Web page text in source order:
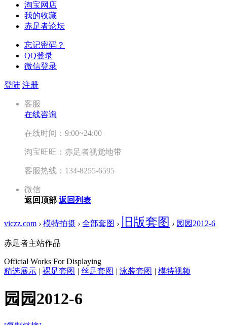
淘宝网店
我的收藏
赤足者论坛
忘记密码？
QQ登录
微信登录
登陆 注册
客服
在线咨询
在线时间：9:00~24:00
淘宝旺旺：赤足者视觉地带
客服热线：134-8255-6595
微信
返回顶部 返回列表
viczz.com › 模特拍摄 › 全部套图 › 旧版套图 › 园园2012-6
赤足者主站作品
Official Works For Displaying
精选展示 | 裸足套图 | 丝足套图 | 泳装套图 | 模特视频
园园2012-6